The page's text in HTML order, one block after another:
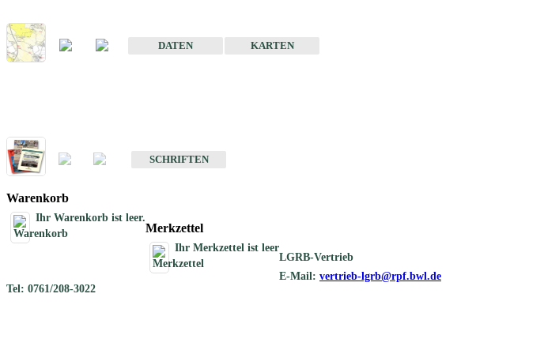
DATEN
KARTEN
SCHRIFTEN
Warenkorb
Ihr Warenkorb ist leer.
Merkzettel
Ihr Merkzettel ist leer
LGRB-Vertrieb
E-Mail: vertrieb-lgrb@rpf.bwl.de
Tel: 0761/208-3022